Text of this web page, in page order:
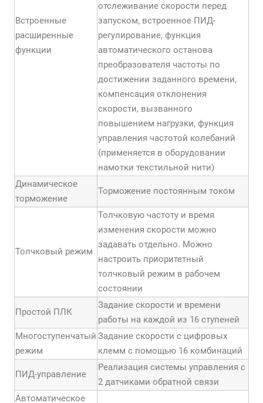
Встроенные
расширенные
функции
отслеживание скорости перед
запуском, встроенное ПИД-
регулирование, функция
автоматического останова
преобразователя частоты по
достижении заданного времени,
компенсация отклонения
скорости, вызванного
повышением нагрузки, функция
управления частотой колебаний
(применяется в оборудовании
намотки текстильной нити)
Динамическое
торможение
Торможение постоянным током
Толчковый режим
Толчковую частоту и время
изменения скорости можно
задавать отдельно. Можно
настроить приоритетный
толчковый режим в рабочем
состоянии
Простой ПЛК
Задание скорости и времени
работы на каждой из 16 ступеней
Многоступенчатый
режим
Задание скорости с цифровых
клемм с помощью 16 комбинаций
ПИД-управление
Реализация системы управления с
2 датчиками обратной связи
Автоматическое